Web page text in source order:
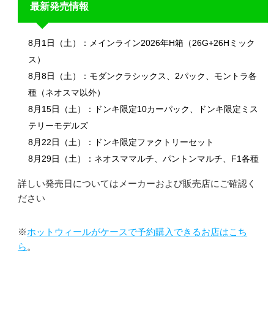
最新発売情報
8月1日（土）：メインライン2026年H箱（26G+26Hミック
ス）
8月8日（土）：モダンクラシックス、2パック、モントラ各
種（ネオスマ以外）
8月15日（土）：ドンキ限定10カーパック、ドンキ限定ミス
テリーモデルズ
8月22日（土）：ドンキ限定ファクトリーセット
8月29日（土）：ネオスママルチ、パントンマルチ、F1各種
詳しい発売日についてはメーカーおよび販売店にご確認く
ださい
※ホットウィールがケースで予約購入できるお店はこち
ら 。